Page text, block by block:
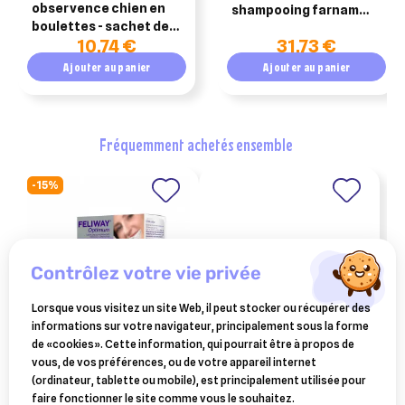
observence chien en
boulettes - sachet de
15 boulettes
10,74 €
Ajouter au panier
shampooing farnam
31,73 €
Ajouter au panier
fréquemment achetés ensemble
-15%
CEVA SANTE ANIMALE
feliway optimum diffuseur
et recharge de 48 ml
CEVA SANTE ANIMALE
milbeguard duo chats – 2
comprimés (anciennement
milbactor)
contrôlez votre vie privée
Lorsque vous visitez un site Web, il peut stocker ou récupérer des
informations sur votre navigateur, principalement sous la forme
de «cookies». Cette information, qui pourrait être à propos de
vous, de vos préférences, ou de votre appareil internet
(ordinateur, tablette ou mobile), est principalement utilisée pour
faire fonctionner le site comme vous le souhaitez.